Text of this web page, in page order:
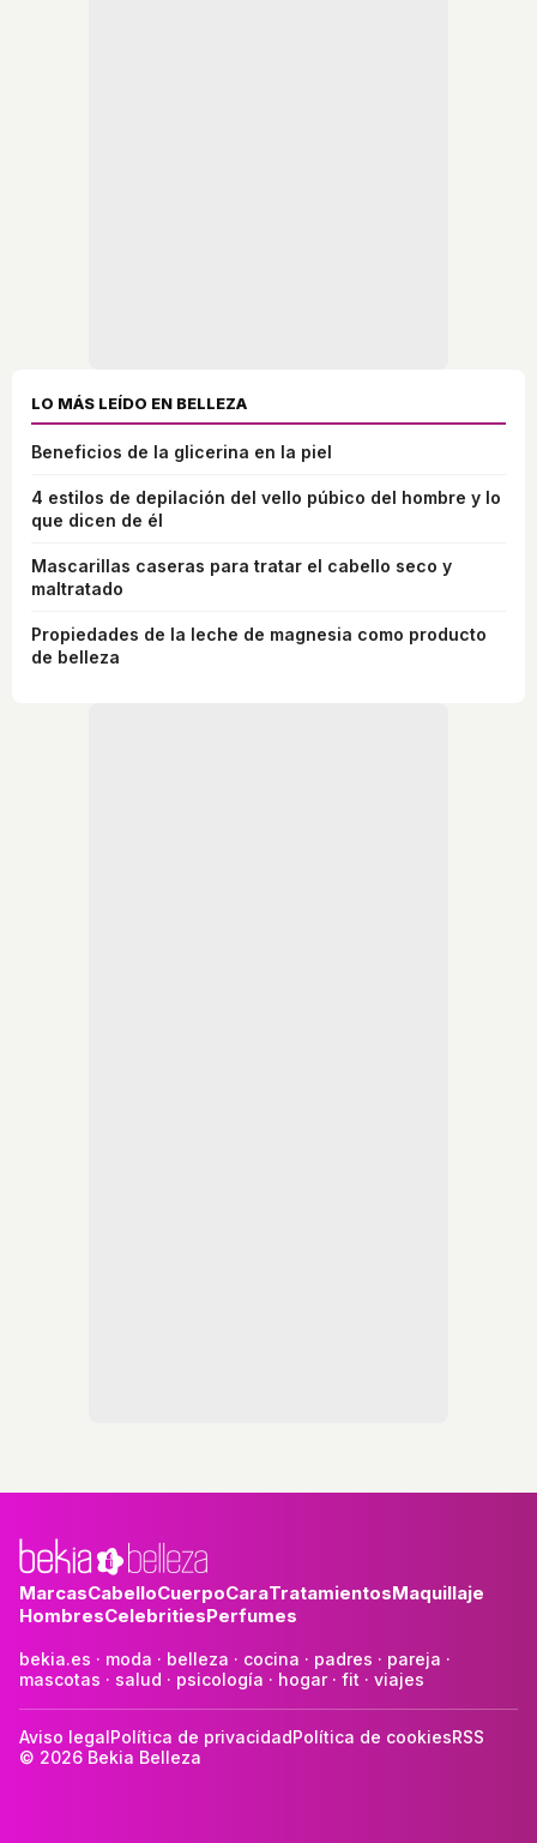
LO MÁS LEÍDO EN BELLEZA
Beneficios de la glicerina en la piel
4 estilos de depilación del vello púbico del hombre y lo
que dicen de él
Mascarillas caseras para tratar el cabello seco y
maltratado
Propiedades de la leche de magnesia como producto
de belleza
MarcasCabelloCuerpoCaraTratamientosMaquillaje
HombresCelebritiesPerfumes
bekia.es · moda · belleza · cocina · padres · pareja ·
mascotas · salud · psicología · hogar· fit · viajes
Aviso legalPolítica de privacidadPolítica de cookiesRSS
© 2026 Bekia Belleza